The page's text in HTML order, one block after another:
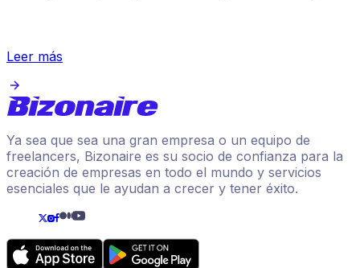
Leer más
Ya sea que sea una gran empresa o un equipo de
freelancers, Bizonaire es su socio de confianza para la
creación de empresas en todo el mundo y servicios
esenciales que le ayudan a crecer y tener éxito.